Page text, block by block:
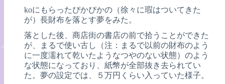
koにもらったぴかぴかの（徐々に瑕はついてきた
が）長財布を落とす夢をみた。
落とした後、商店街の書店の前で拾うことができた
が、まるで使い古し（注：まるで以前の財布のよう
に一度濡れて乾いたようなつやのない状態）のよう
な状態になっており、紙幣が全部抜き去られてい
た。夢の設定では、５万円くらい入っていた様子。